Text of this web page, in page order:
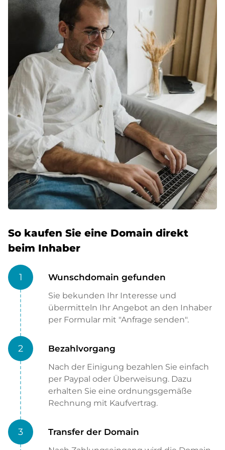
So kaufen Sie eine Domain direkt
beim Inhaber
1 Wunschdomain gefunden
Sie bekunden Ihr Interesse und
übermitteln Ihr Angebot an den Inhaber
per Formular mit "Anfrage senden".
2 Bezahlvorgang
Nach der Einigung bezahlen Sie einfach
per Paypal oder Überweisung. Dazu
erhalten Sie eine ordnungsgemäße
Rechnung mit Kaufvertrag.
3 Transfer der Domain